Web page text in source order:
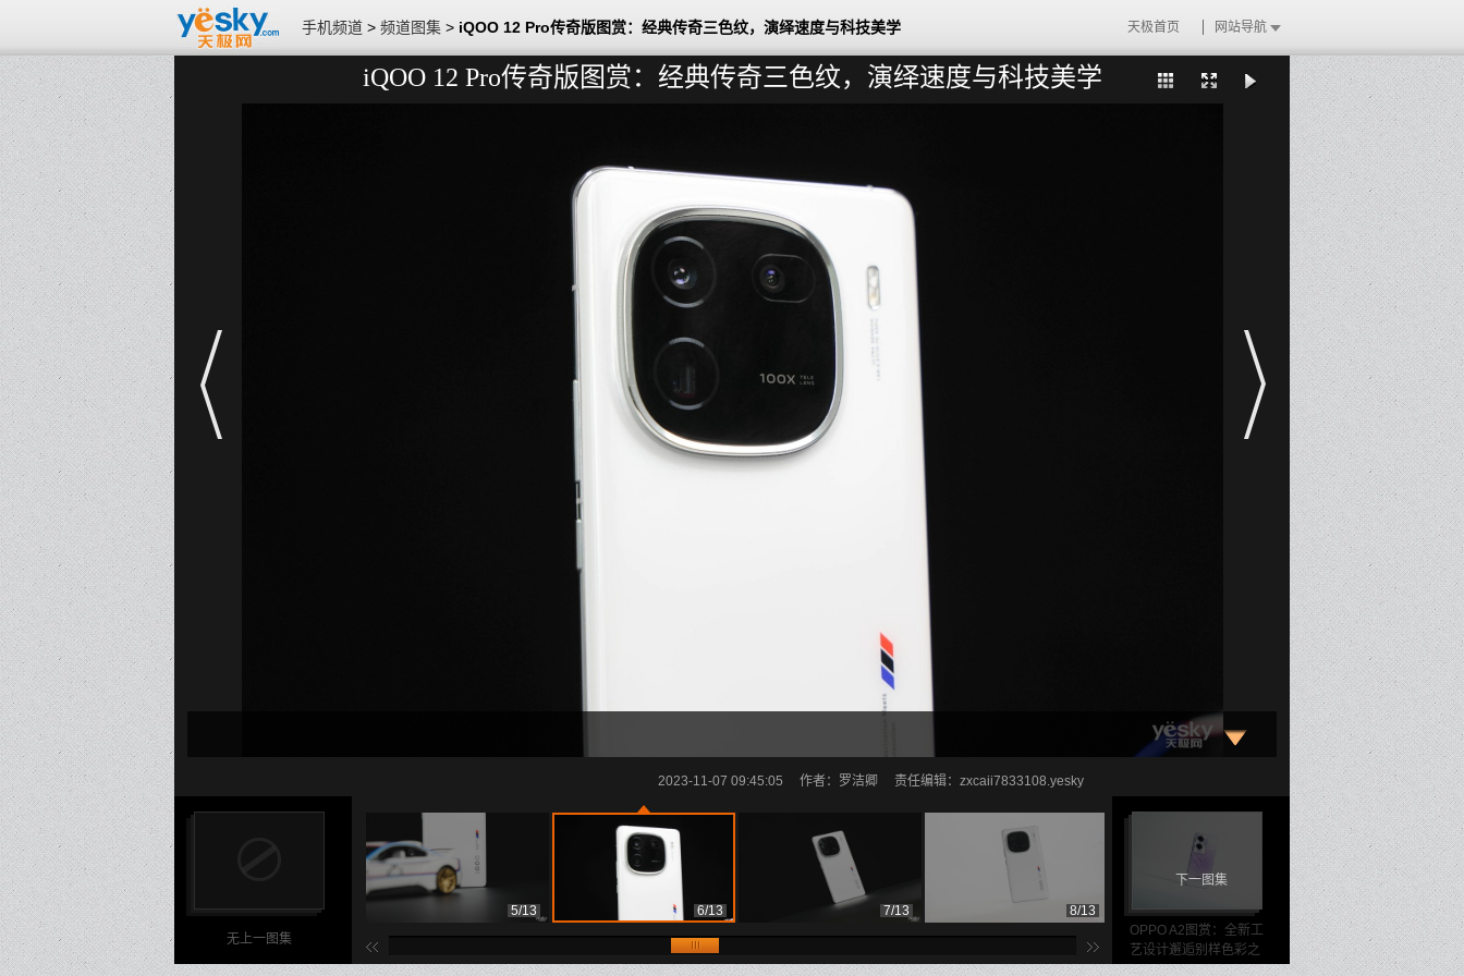
手机频道 > 频道图集 > iQOO 12 Pro传奇版图赏：经典传奇三色纹，演绎速度与科技美学 天极首页 网站导航
iQOO 12 Pro传奇版图赏：经典传奇三色纹，演绎速度与科技美学
2023-11-07 09:45:05 作者：罗洁卿 责任编辑：zxcaii7833108.yesky
无上一图集
3/13 5/13 6/13 7/13 8/13 9/13
10/
OPPO A2图赏：全新工
艺设计邂逅别样色彩之
美
下一图集